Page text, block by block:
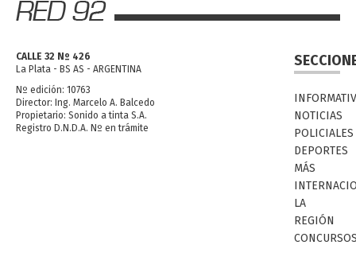
CALLE 32 Nº 426
La Plata - BS AS - ARGENTINA
Nº edición: 10763
Director: Ing. Marcelo A. Balcedo
Propietario: Sonido a tinta S.A.
Registro D.N.D.A. Nº en trámite
NOTICIAS
POLICIALES
DEPORTES
MÁS
LA
REGIÓN